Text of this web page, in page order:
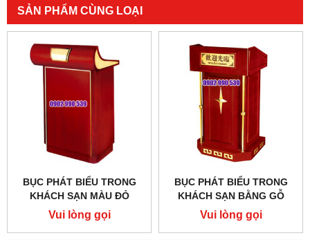
SẢN PHẨM CÙNG LOẠI
BỤC PHÁT BIỂU TRONG
KHÁCH SẠN MÀU ĐỎ
Vui lòng gọi
BỤC PHÁT BIỂU TRONG
KHÁCH SẠN BẰNG GỖ
Vui lòng gọi